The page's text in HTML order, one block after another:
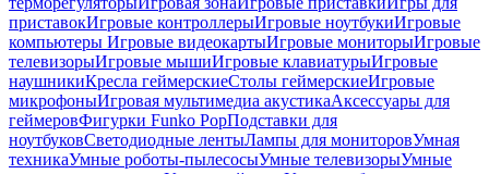
приставокИгровые контроллерыИгровые ноутбукиИгровые
компьютеры Игровые видеокартыИгровые мониторыИгровые
телевизорыИгровые мышиИгровые клавиатурыИгровые
наушникиКресла геймерскиеСтолы геймерскиеИгровые
микрофоныИгровая мультимедиа акустикаАксессуары для
геймеровФигурки Funko PopПодставки для
ноутбуковСветодиодные лентыЛампы для мониторовУмная
техникаУмные роботы-пылесосыУмные телевизорыУмные